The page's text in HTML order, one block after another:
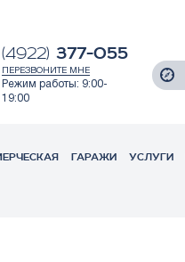
(4922) 377-055
ПЕРЕЗВОНИТЕ МНЕ
Режим работы: 9:00-
19:00
ГАРАЖИ УСЛУГИ